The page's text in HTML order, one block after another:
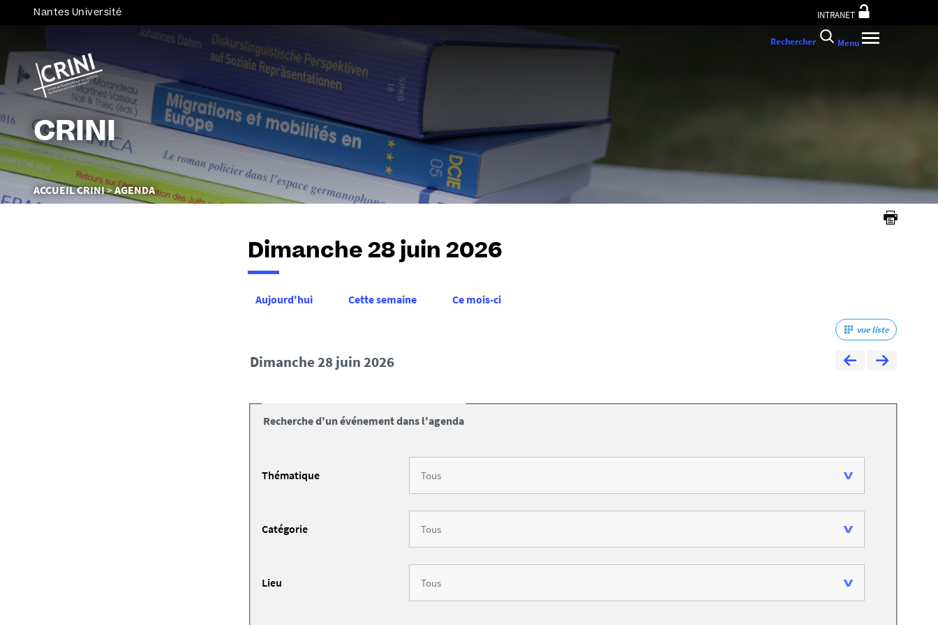
au
contenu
Nantes Université INTRANET
CRINI
Vous
êtes
ACCUEIL CRINI AGENDA
Rechercher Menu
Dimanche 28 juin 2026
Aujourd'hui Cette semaine Ce mois-ci
vue liste
dimanche 28 juin 2026
Recherche d'un événement dans l'agenda
Thématique
Catégorie
Lieu